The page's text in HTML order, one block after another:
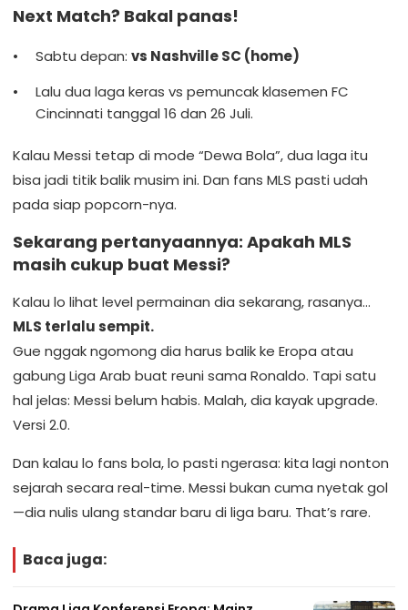
Next Match? Bakal panas!
Sabtu depan: vs Nashville SC (home)
Lalu dua laga keras vs pemuncak klasemen FC
Cincinnati tanggal 16 dan 26 Juli.
Kalau Messi tetap di mode “Dewa Bola”, dua laga itu
bisa jadi titik balik musim ini. Dan fans MLS pasti udah
pada siap popcorn-nya.
Sekarang pertanyaannya: Apakah MLS
masih cukup buat Messi?
Kalau lo lihat level permainan dia sekarang, rasanya…
MLS terlalu sempit.
Gue nggak ngomong dia harus balik ke Eropa atau
gabung Liga Arab buat reuni sama Ronaldo. Tapi satu
hal jelas: Messi belum habis. Malah, dia kayak upgrade.
Versi 2.0.
Dan kalau lo fans bola, lo pasti ngerasa: kita lagi nonton
sejarah secara real-time. Messi bukan cuma nyetak gol
—dia nulis ulang standar baru di liga baru. That’s rare.
Baca juga: